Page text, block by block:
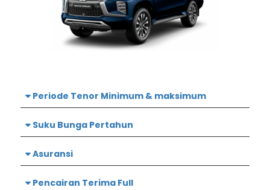
Periode Tenor Minimum & maksimum
Suku Bunga Pertahun
Asuransi
Pencairan Terima Full